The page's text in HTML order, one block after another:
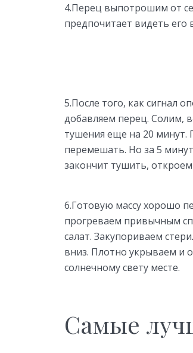
4.Перец выпотрошим от
предпочитает видеть
5.После того, как сигнал
добавляем перец. Солим,
тушения еще на 20 минут.
перемешать. Но за 5
закончит тушить,
6.Готовую массу хорошо
прогреваем привычным
салат. Закупориваем
вниз. Плотно укрываем и
солнечному свету месте.
Самые